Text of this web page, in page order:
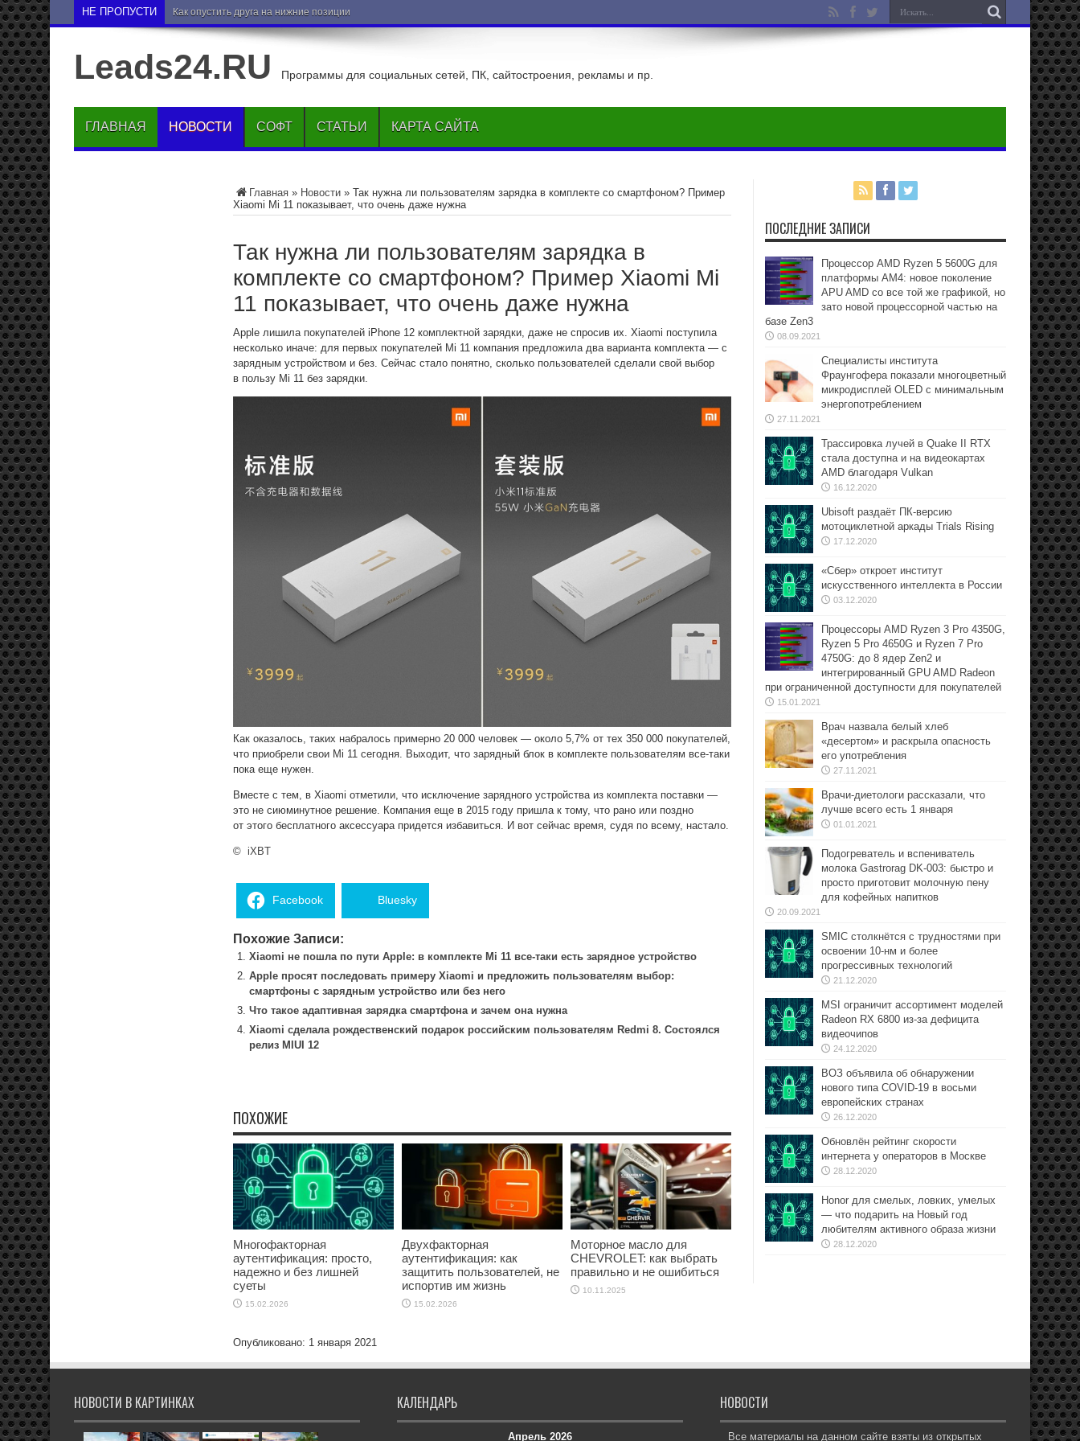
НЕ ПРОПУСТИ Как опустить друга на нижние позиции ВКонтакте
Leads24.RU Программы для социальных сетей, ПК, сайтостроения, рекламы и пр.
ГЛАВНАЯ НОВОСТИ СОФТ СТАТЬИ КАРТА САЙТА
Главная » Новости » Так нужна ли пользователям зарядка в комплекте со смартфоном? Пример
Xiaomi Mi 11 показывает, что очень даже нужна
Так нужна ли пользователям зарядка в
комплекте со смартфоном? Пример Xiaomi Mi
11 показывает, что очень даже нужна
Apple лишила покупателей iPhone 12 комплектной зарядки, даже не спросив их. Xiaomi поступила
несколько иначе: для первых покупателей Mi 11 компания предложила два варианта комплекта — c
зарядным устройством и без. Сейчас стало понятно, сколько пользователей сделали свой выбор
в пользу Mi 11 без зарядки.
Как оказалось, таких набралось примерно 20 000 человек — около 5,7% от тех 350 000 покупателей,
что приобрели свои Mi 11 сегодня. Выходит, что зарядный блок в комплекте пользователям все-таки
пока еще нужен.
Вместе с тем, в Xiaomi отметили, что исключение зарядного устройства из комплекта поставки —
это не сиюминутное решение. Компания еще в 2015 году пришла к тому, что рано или поздно
от этого бесплатного аксессуара придется избавиться. И вот сейчас время, судя по всему, настало.
© iXBT
Facebook Bluesky
Похожие Записи:
Xiaomi не пошла по пути Apple: в комплекте Mi 11 все-таки есть зарядное устройство
Apple просят последовать примеру Xiaomi и предложить пользователям выбор:
смартфоны с зарядным устройство или без него
Что такое адаптивная зарядка смартфона и зачем она нужна
Xiaomi сделала рождественский подарок российским пользователям Redmi 8. Состоялся
релиз MIUI 12
ПОХОЖИЕ
Многофакторная
аутентификация: просто,
надежно и без лишней
суеты
15.02.2026
Двухфакторная
аутентификация: как
защитить пользователей, не
испортив им жизнь
15.02.2026
Моторное масло для
CHEVROLET: как выбрать
правильно и не ошибиться
10.11.2025
Опубликовано: 1 января 2021
ПОСЛЕДНИЕ ЗАПИСИ
Процессор AMD Ryzen 5 5600G для
платформы АМ4: новое поколение
APU AMD со все той же графикой, но
зато новой процессорной частью на
базе Zen3
08.09.2021
Специалисты института
Фраунгофера показали многоцветный
микродисплей OLED с минимальным
энергопотреблением
27.11.2021
Трассировка лучей в Quake II RTX
стала доступна и на видеокартах
AMD благодаря Vulkan
16.12.2020
Ubisoft раздаёт ПК-версию
мотоциклетной аркады Trials Rising
17.12.2020
«Сбер» откроет институт
искусственного интеллекта в России
03.12.2020
Процессоры AMD Ryzen 3 Pro 4350G,
Ryzen 5 Pro 4650G и Ryzen 7 Pro
4750G: до 8 ядер Zen2 и
интегрированный GPU AMD Radeon
при ограниченной доступности для покупателей
15.01.2021
Врач назвала белый хлеб
«десертом» и раскрыла опасность
его употребления
27.11.2021
Врачи-диетологи рассказали, что
лучше всего есть 1 января
01.01.2021
Подогреватель и вспениватель
молока Gastrorag DK-003: быстро и
просто приготовит молочную пену
для кофейных напитков
20.09.2021
SMIC столкнётся с трудностями при
освоении 10-нм и более
прогрессивных технологий
21.12.2020
MSI ограничит ассортимент моделей
Radeon RX 6800 из-за дефицита
видеочипов
24.12.2020
ВОЗ объявила об обнаружении
нового типа COVID-19 в восьми
европейских странах
26.12.2020
Обновлён рейтинг скорости
интернета у операторов в Москве
28.12.2020
Honor для смелых, ловких, умелых
— что подарить на Новый год
любителям активного образа жизни
28.12.2020
НОВОСТИ В КАРТИНКАХ КАЛЕНДАРЬ
Апрель 2026
НОВОСТИ
Все материалы на данном сайте взяты из открытых